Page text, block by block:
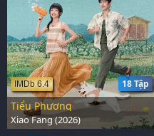
18 Tập
IMDb 6.4
Tiểu Phương
Xiao Fang (2026)